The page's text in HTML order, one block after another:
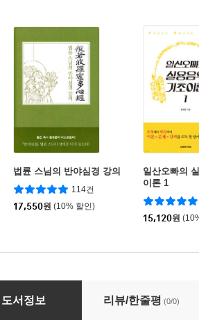
법륜 스님의 반야심경 강의
114건
17,550원 (10% 할인)
일산오빠의
이론 1
15,120원
시리즈 1~10권 세트
도서정보 리뷰/한줄평 (0/0)